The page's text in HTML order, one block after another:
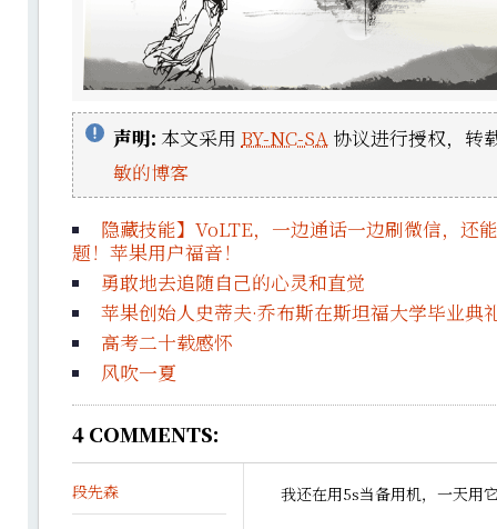
声明: 本文采用 BY-NC-SA 协议进行授权，转
敏的博客
隐藏技能】VoLTE，一边通话一边刷微信，还
题！苹果用户福音！
勇敢地去追随自己的心灵和直觉
苹果创始人史蒂夫·乔布斯在斯坦福大学毕业典
高考二十载感怀
风吹一夏
4COMMENTS:
我还在用5s当备用机，一天用
段先森